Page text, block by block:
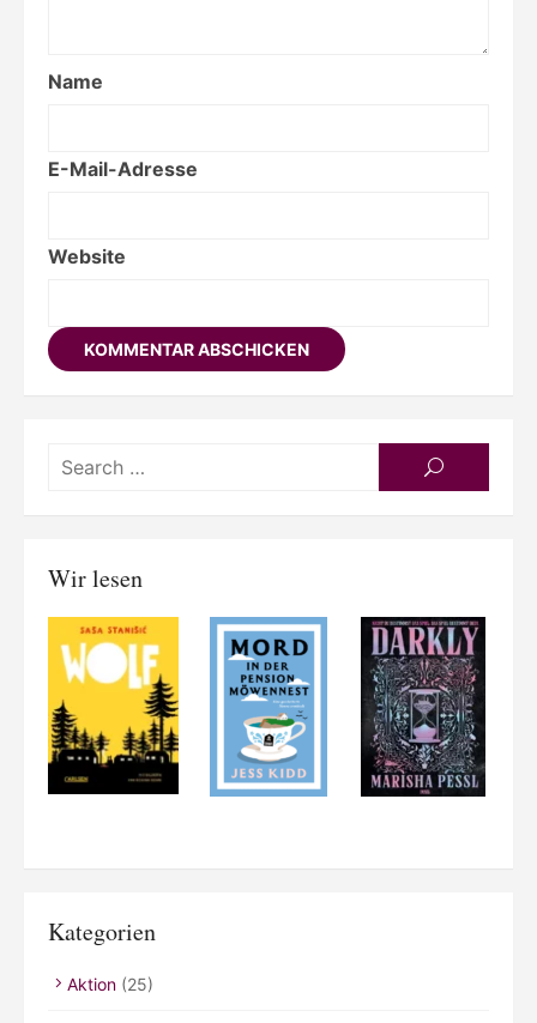
Name
E-Mail-Adresse
Website
SEARCH
Wir lesen
Kategorien
Aktion (25)